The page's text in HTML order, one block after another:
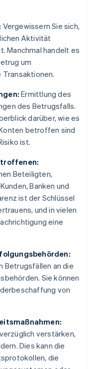
Vergewissern Sie sich,
Aktivität
Manchmal handelt es
um
Transaktionen.
Ermittlung des
des Betrugsfalls.
darüber, wie es
betroffen sind
ist.
Beteiligten,
Banken und
ist der Schlüssel
und in vielen
eine
Betrugsfällen an die
Sie können
von
verstärken,
Dies kann die
die